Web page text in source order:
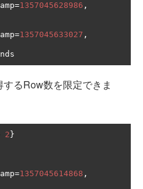
=1357045628986 ,
=1357045633027 ,
るRow数を限定できま
2 }
=1357045614868 ,